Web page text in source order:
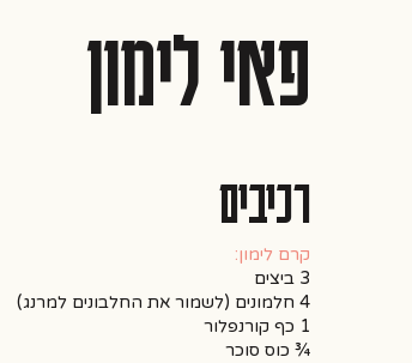
פאי לימון
רכיבים
קרם לימון:
4 חלמונים (לשמור את החלבונים למרנג)
¾ כוס סוכר